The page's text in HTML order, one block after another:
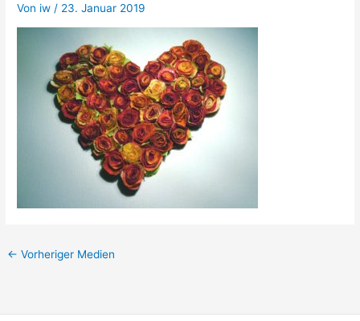
Von iw / 23. Januar 2019
← Vorheriger Medien